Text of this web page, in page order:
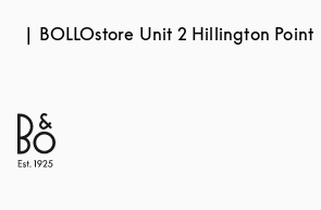
BOLLOstore Unit 2 Hillington Point